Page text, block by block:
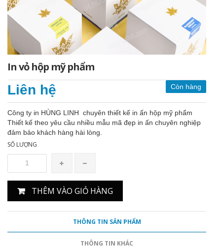
In vỏ hộp mỹ phẩm
Còn hàng
Liên hệ
Công ty in HÙNG LINH chuyên thiết kế in ấn hộp mỹ phẩm
Thiết kế theo yêu cầu nhiều mẫu mã đẹp in ấn chuyên nghiệp
đảm bảo khách hàng hài lòng.
SỐ LƯỢNG
THÊM VÀO GIỎ HÀNG
THÔNG TIN SẢN PHẨM
THÔNG TIN KHÁC